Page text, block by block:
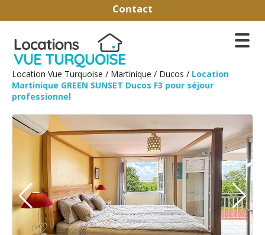
Contact
Location Vue Turquoise / Martinique / Ducos / Location
Martinique GREEN SUNSET Ducos F3 pour séjour
professionnel